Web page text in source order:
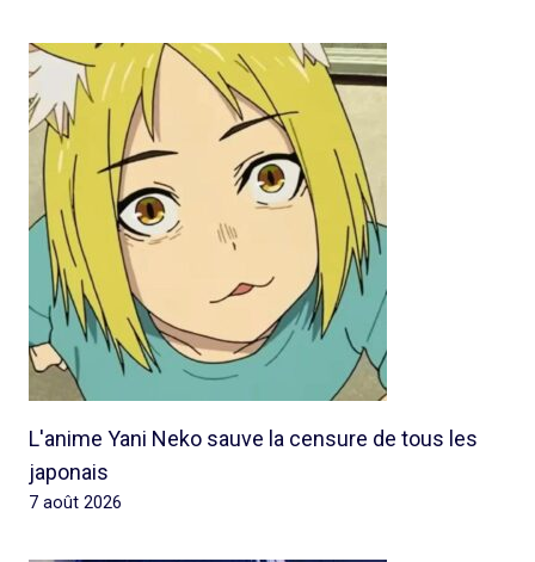
L'anime Yani Neko sauve la censure de tous les
japonais
7 août 2026